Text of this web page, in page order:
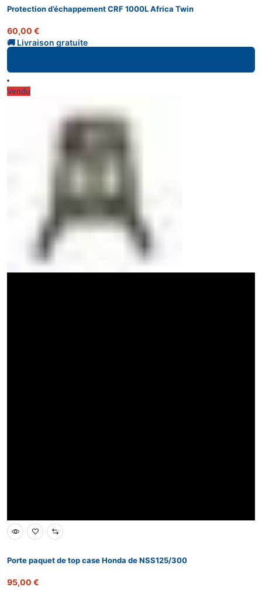
Protection d’échappement CRF 1000L Africa Twin
60,00 €
Vendu
Porte paquet de top case Honda de NSS125/300
95,00 €